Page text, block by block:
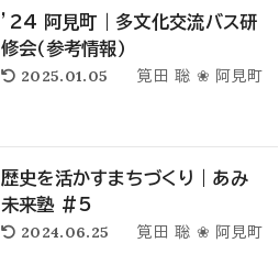
’24 阿見町｜多文化交流バス研
修会（参考情報）
2025.01.05 筧田 聡 ❀ 阿見町
歴史を活かすまちづくり｜あみ
未来塾 #5
2024.06.25 筧田 聡 ❀ 阿見町